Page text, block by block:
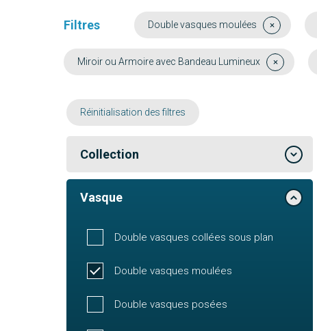
Filtres Double vasques moulées
Miroir ou Armoire avec Bandeau Lumineux
Réinitialisation des filtres
Collection
Vasque
Double vasques collées sous plan
Double vasques moulées
Double vasques posées